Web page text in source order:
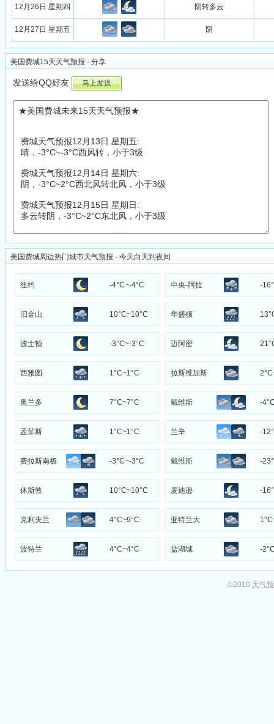
12月26日 星期四 阴转多云
12月27日 星期五 阴
美国费城15天天气预报 - 分享
发送给QQ好友
美国费城周边热门城市天气预报 - 今天白天到夜间
纽约 -4°C~-4°C 中央-阿拉 -
旧金山 10°C~10°C 华盛顿
波士顿 -3°C~-3°C 迈阿密
西雅图 1°C~1°C 拉斯维加斯
奥兰多 7°C~7°C 戴维斯 -
孟菲斯 1°C~1°C 兰辛 -
费拉斯南极 -3°C~-3°C 戴维斯 -
休斯敦 10°C~10°C 麦迪逊 -
克利夫兰 4°C~9°C 亚特兰大
波特兰 4°C~4°C 盐湖城 -
©2010 天气